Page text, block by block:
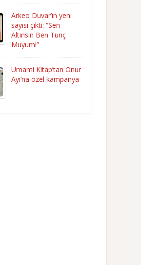
Arkeo Duvar’ın yeni
sayısı çıktı: “Sen
Altınsın Ben Tunç
Muyum!”
Umami Kitap’tan Onur
Ayı’na özel kampanya